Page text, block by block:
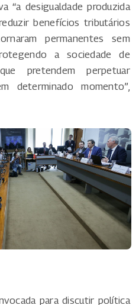
“a desigualdade produzida
benefícios tributários
permanentes sem
a sociedade de
pretendem perpetuar
determinado momento”,
para discutir política